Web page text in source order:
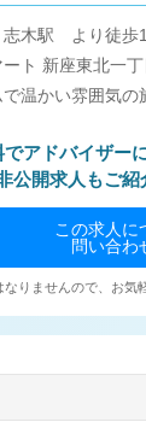
木駅 より徒歩
ート 新座東北一
温かい雰囲気の
アドバイザー
公開求人もご紹
この求人に
問い合わ
なりませんので、お気